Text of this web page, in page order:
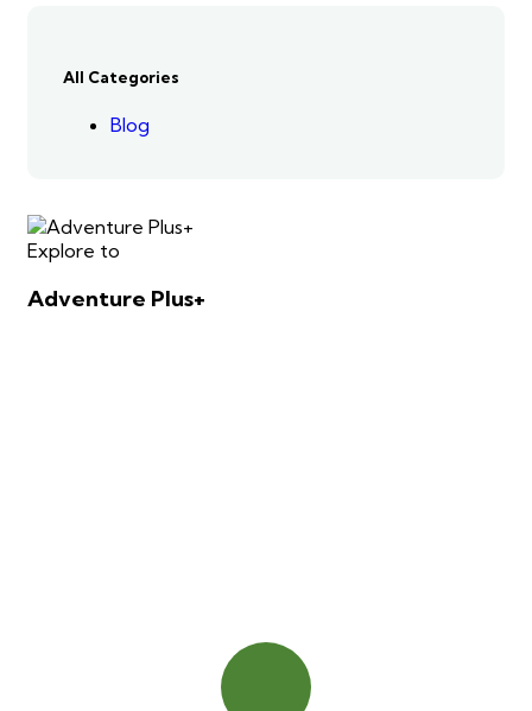
All Categories
Blog
Explore to
Adventure Plus+